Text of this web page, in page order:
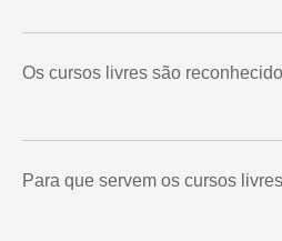
Os cursos livres são
Para que servem os cursos